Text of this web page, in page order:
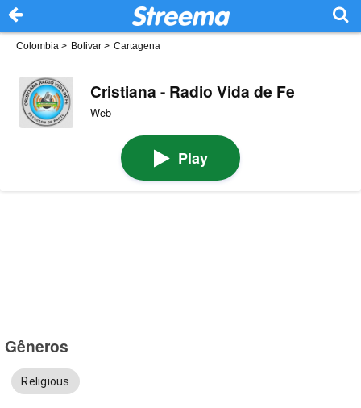
Colombia > Bolivar > Cartagena
Cristiana - Radio Vida de Fe
Web
Play
Gêneros
Religious